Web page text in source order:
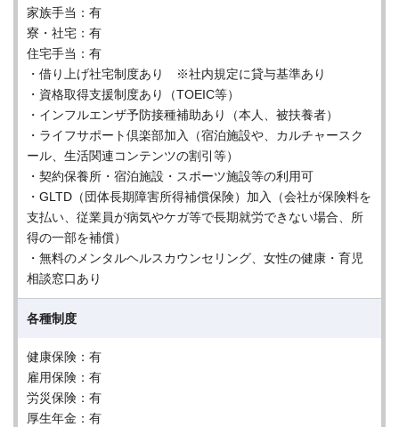
家族手当：有
寮・社宅：有
住宅手当：有
・借り上げ社宅制度あり ※社内規定に貸与基準あり
・資格取得支援制度あり（TOEIC等）
・インフルエンザ予防接種補助あり（本人、被扶養者）
・ライフサポート倶楽部加入（宿泊施設や、カルチャースク
ール、生活関連コンテンツの割引等）
・契約保養所・宿泊施設・スポーツ施設等の利用可
・GLTD（団体長期障害所得補償保険）加入（会社が保険料を
支払い、従業員が病気やケガ等で長期就労できない場合、所
得の一部を補償）
・無料のメンタルヘルスカウンセリング、女性の健康・育児
相談窓口あり
各種制度
健康保険：有
雇用保険：有
労災保険：有
厚生年金：有